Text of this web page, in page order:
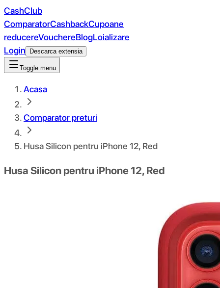
CashClub
ComparatorCashbackCupoane
reducereVouchereBlogLoializare
Login
Descarca extensia
Toggle menu
Acasa
Comparator preturi
Husa Silicon pentru iPhone 12, Red
Husa Silicon pentru iPhone 12, Red